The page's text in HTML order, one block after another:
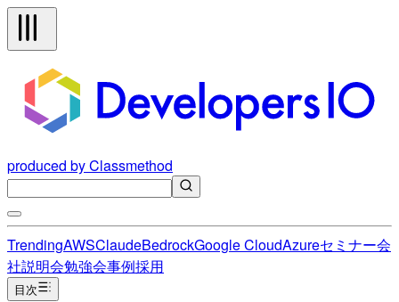
produced by Classmethod
TrendingAWSClaudeBedrockGoogle CloudAzureセミナー会
社説明会勉強会事例採用
目次